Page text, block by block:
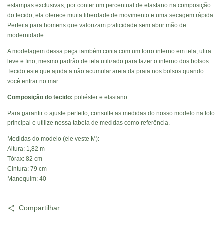
estampas exclusivas, por conter um percentual de elastano na composição
do tecido, ela oferece muita liberdade de movimento e uma secagem rápida.
Perfeita para homens que valorizam praticidade sem abrir mão de
modernidade.
A modelagem dessa peça também conta com um forro interno em tela, ultra
leve e fino, mesmo padrão de tela utilizado para fazer o interno dos bolsos.
Tecido este que ajuda a não acumular areia da praia nos bolsos quando
você entrar no mar.
Composição do tecido: poliéster e elastano.
Para garantir o ajuste perfeito, consulte as medidas do nosso modelo na foto
principal e utilize nossa tabela de medidas como referência.
Medidas do modelo (ele veste M):
Altura: 1,82 m
Tórax: 82 cm
Cintura: 79 cm
Manequim: 40
Compartilhar